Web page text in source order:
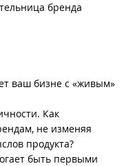
бренда
ваш бизне с «живым»
Как
не изменяя
продукта?
быть первыми